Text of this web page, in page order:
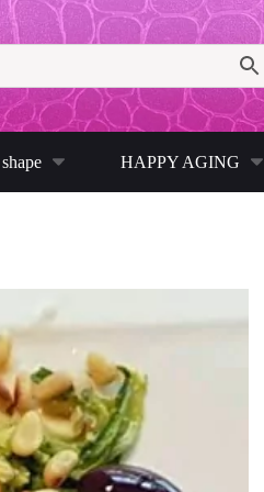
HAPPY AGING